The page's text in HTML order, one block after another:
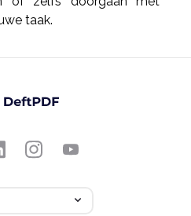
taak.